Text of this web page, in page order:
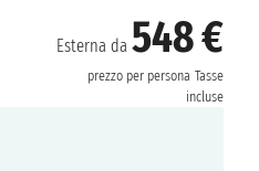
Esterna da 548 €
prezzo per persona Tasse
incluse